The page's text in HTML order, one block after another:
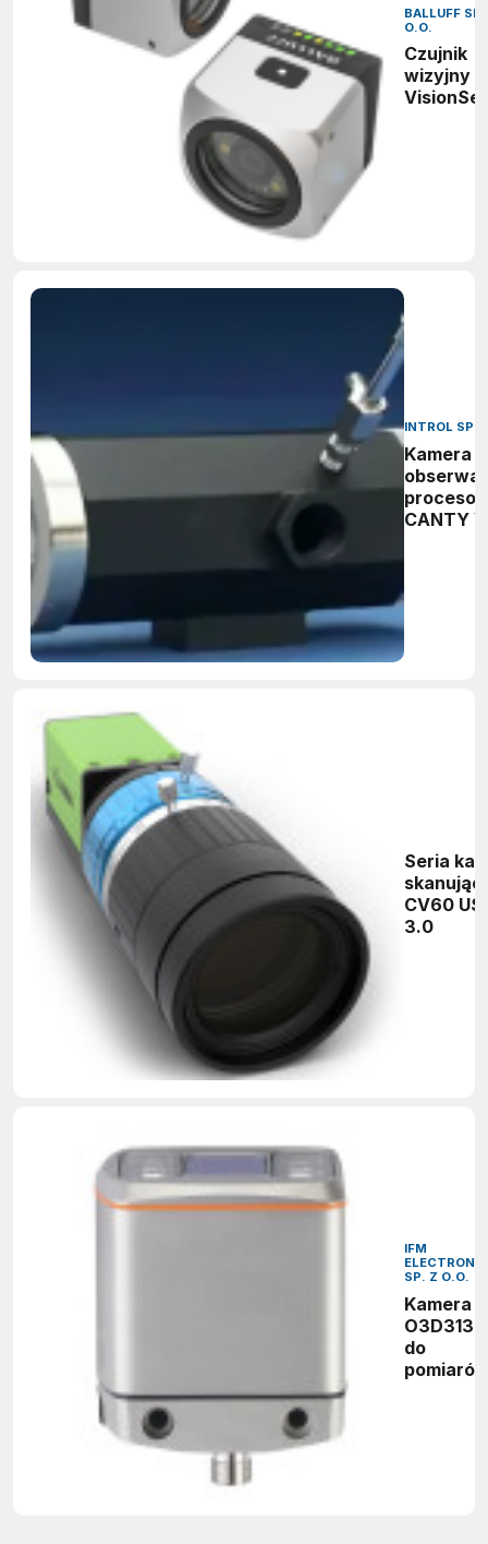
BALLUFF
O.O.
Czujnik
wizyjny
INTROL SP.
Kamera
CANTY
Seria
CV60
3.0
IFM
ELECTRONIC
SP. Z O.O.
Kamera
O3D313
do